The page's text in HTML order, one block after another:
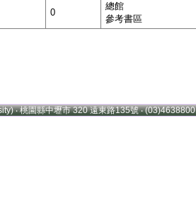
0
總館
參考書區
‧ 桃園縣中壢市 320 遠東路135號 ‧ (03)4638800